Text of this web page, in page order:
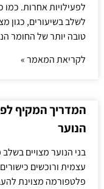
לפעילויות אחרות. כמו
לשלב בשיעורים, כגון
טובה יותר של החומר
לקריאת המאמר »
המדריך המקיף
הנוער
בני הנוער מצויים
עצמית ורוכשים
פלטפורמה מצוינת